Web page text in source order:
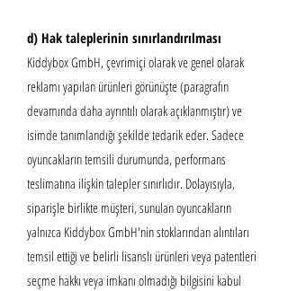
d) Hak taleplerinin sınırlandırılması
Kiddybox GmbH, çevrimiçi olarak ve genel olarak
reklamı yapılan ürünleri görünüşte (paragrafın
devamında daha ayrıntılı olarak açıklanmıştır) ve
isimde tanımlandığı şekilde tedarik eder. Sadece
oyuncakların temsili durumunda, performans
teslimatına ilişkin talepler sınırlıdır. Dolayısıyla,
siparişle birlikte müşteri, sunulan oyuncakların
yalnızca Kiddybox GmbH'nin stoklarından alıntıları
temsil ettiği ve belirli lisanslı ürünleri veya patentleri
seçme hakkı veya imkanı olmadığı bilgisini kabul